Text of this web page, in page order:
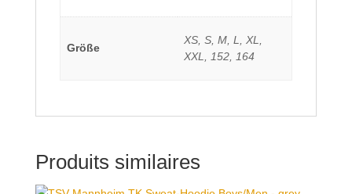
Größe
XS, S, M, L, XL,
XXL, 152, 164
Produits similaires